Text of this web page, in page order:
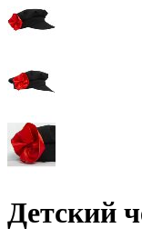
Детский